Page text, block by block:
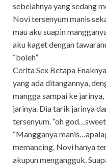
sebelahnya yang sedang
Novi tersenyum manis
mau aku suapin
aku kaget dengan
“boleh”
Cerita Sex Betapa
yang ada ditangannya,
mangga sampai ke
jarinya. Dia tarik jarinya
tersenyum. “oh
“Mangganya
memancing. Novi hanya
akupun mengangguk.